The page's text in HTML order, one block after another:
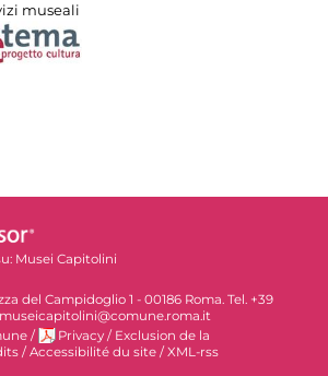
museali
Musei Capitolini
del Campidoglio 1 - 00186 Roma. Tel. +39
/ Privacy / Exclusion de la
/ Accessibilité du site / XML-rss